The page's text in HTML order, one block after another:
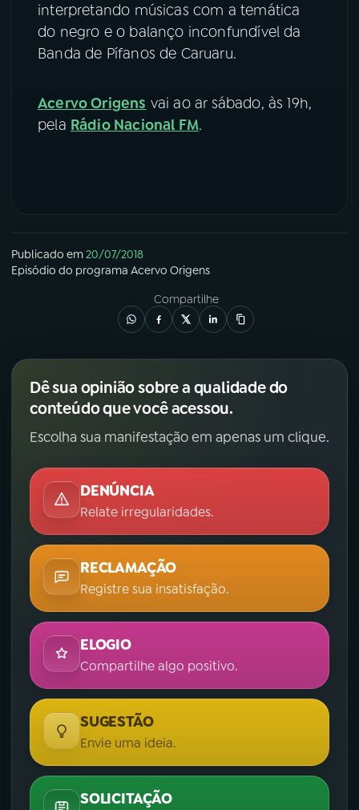
08FESTIVAL DE MÚSICA
YouTube Facebook
interpretando músicas com a temática
do negro e o balanço inconfundível da
Banda de Pífanos de Caruaru.
Acervo Origens vai ao ar sábado, às 19h,
pela Rádio Nacional FM.
Publicado em20/07/2018
Episódio do programa Acervo Origens
Compartilhe
Dê sua opinião sobre a qualidade do
conteúdo que você acessou.
Escolha sua manifestação em apenas um clique.
DENÚNCIA
Relate irregularidades.
RECLAMAÇÃO
Registre sua insatisfação.
ELOGIO
Compartilhe algo positivo.
SUGESTÃO
Envie uma ideia.
SOLICITAÇÃO